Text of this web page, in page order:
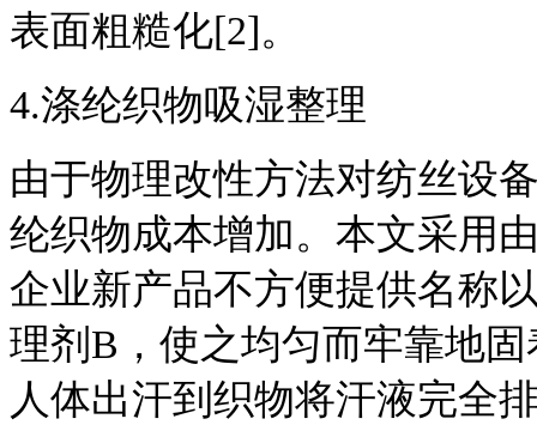
表面粗糙化[2]。
4.涤纶织物吸湿整理
由于物理改性方法对纺丝设
纶织物成本增加。本文采用
企业新产品不方便提供名称
理剂B，使之均匀而牢靠地
人体出汗到织物将汗液完全